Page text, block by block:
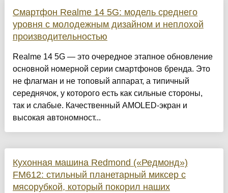
Смартфон Realme 14 5G: модель среднего
уровня с молодежным дизайном и неплохой
производительностью
Realme 14 5G — это очередное этапное обновление
основной номерной серии смартфонов бренда. Это
не флагман и не топовый аппарат, а типичный
середнячок, у которого есть как сильные стороны,
так и слабые. Качественный AMOLED-экран и
высокая автономност...
Кухонная машина Redmond («Редмонд»)
FM612: стильный планетарный миксер с
мясорубкой, который покорил наших